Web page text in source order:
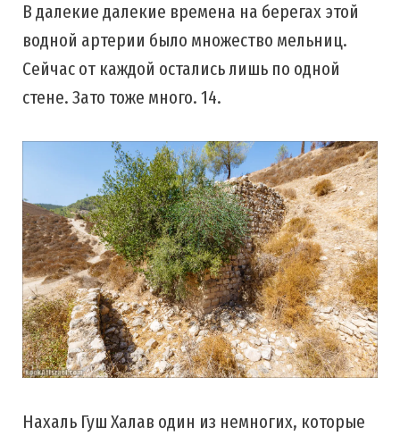
В далекие далекие времена на берегах этой
водной артерии было множество мельниц.
Сейчас от каждой остались лишь по одной
стене. Зато тоже много. 14.
Нахаль Гуш Халав один из немногих, которые